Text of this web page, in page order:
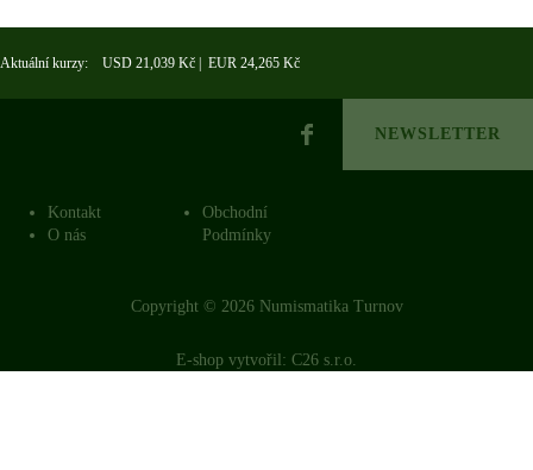
Aktuální kurzy: USD 21,039 Kč | EUR 24,265 Kč
NEWSLETTER
Kontakt
O nás
Obchodní
Podmínky
Copyright © 2026 Numismatika Turnov
E-shop vytvořil: C26 s.r.o.